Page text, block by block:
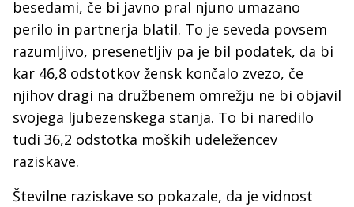
besedami, če bi javno pral njuno umazano
perilo in partnerja blatil. To je seveda povsem
razumljivo, presenetljiv pa je bil podatek, da bi
kar 46,8 odstotkov žensk končalo zvezo, če
njihov dragi na družbenem omrežju ne bi objavil
svojega ljubezenskega stanja. To bi naredilo
tudi 36,2 odstotka moških udeležencev
raziskave.
Številne raziskave so pokazale, da je vidnost